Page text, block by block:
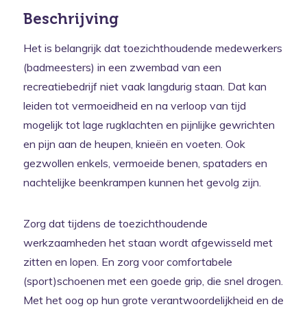
Beschrijving
Het is belangrijk dat toezichthoudende medewerkers
(badmeesters) in een zwembad van een
recreatiebedrijf niet vaak langdurig staan. Dat kan
leiden tot vermoeidheid en na verloop van tijd
mogelijk tot lage rugklachten en pijnlijke gewrichten
en pijn aan de heupen, knieën en voeten. Ook
gezwollen enkels, vermoeide benen, spataders en
nachtelijke beenkrampen kunnen het gevolg zijn.
Zorg dat tijdens de toezichthoudende
werkzaamheden het staan wordt afgewisseld met
zitten en lopen. En zorg voor comfortabele
(sport)schoenen met een goede grip, die snel drogen.
Met het oog op hun grote verantwoordelijkheid en de